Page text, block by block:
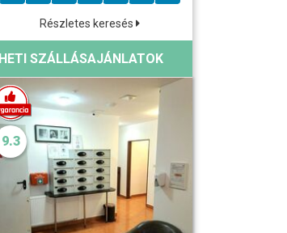
Részletes keresés
HETI SZÁLLÁSAJÁNLATOK
9.3